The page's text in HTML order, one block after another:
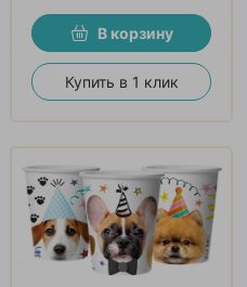
В корзину
Купить в 1 клик